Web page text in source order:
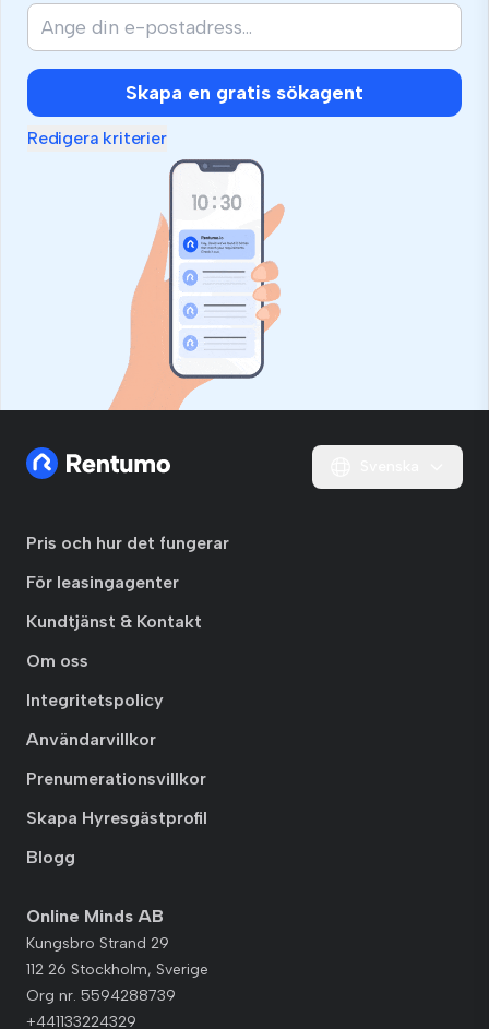
Skapa en gratis sökagent
Redigera kriterier
Pris och hur det fungerar
För leasingagenter
Kundtjänst & Kontakt
Om oss
Integritetspolicy
Användarvillkor
Prenumerationsvillkor
Skapa Hyresgästprofil
Blogg
Online Minds AB
Kungsbro Strand 29
112 26 Stockholm, Sverige
Org nr. 5594288739
+441133224329